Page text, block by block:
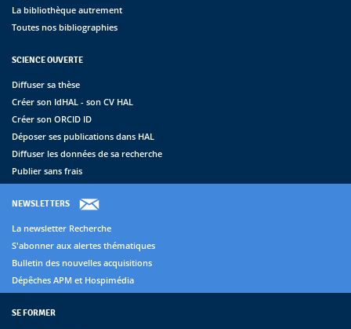
La bibliothèque autrement
Toutes nos bibliographies
SCIENCE OUVERTE
Diffuser sa thèse
Créer son IdHAL - son CV HAL
Créer son ORCID ID
Déposer ses publications dans HAL
Diffuser les données de sa recherche
Publier sans frais
NEWSLETTERS
La newsletter Recherche
S'abonner aux alertes thématiques
Bulletin des nouvelles acquisitions
Dépêches APM et Hospimédia
SE FORMER